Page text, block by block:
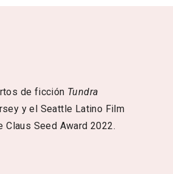
de ficción Tundra
y el Seattle Latino Film
Seed Award 2022.